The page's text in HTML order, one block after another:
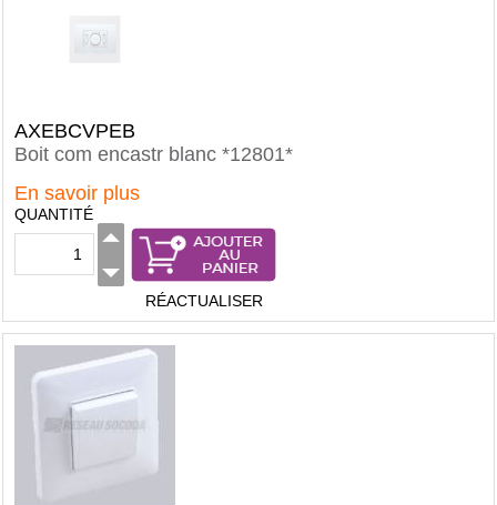
AXEBCVPEB
Boit com encastr blanc *12801*
En savoir plus
QUANTITÉ
RÉACTUALISER